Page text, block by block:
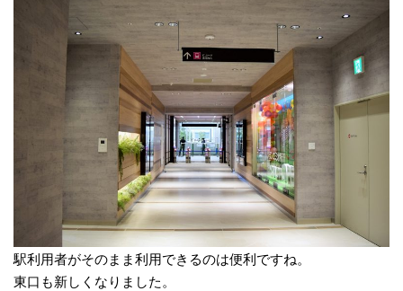
駅利用者がそのまま利用できるのは便利ですね。
東口も新しくなりました。